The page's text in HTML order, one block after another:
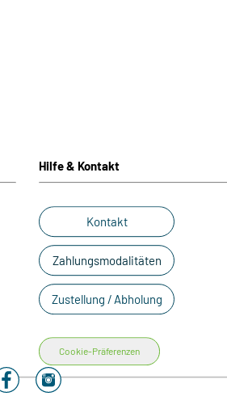
Hilfe & Kontakt
Kontakt
Zahlungsmodalitäten
Zustellung / Abholung
Cookie-Präferenzen